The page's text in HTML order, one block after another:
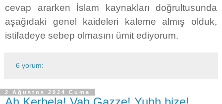
cevap ararken İslam kaynakları doğrultusunda
aşağıdaki genel kaideleri kaleme almış olduk,
istifadeye sebep olmasını ümit ediyorum.
6 yorum:
2 Ağustos 2024 Cuma